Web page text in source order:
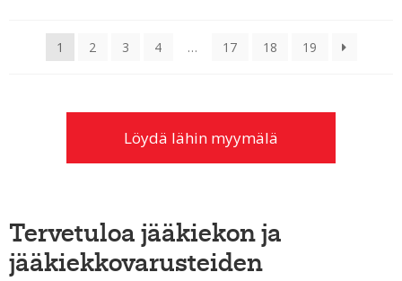
1 2 3 4 … 17 18 19
Löydä lähin myymälä
Tervetuloa jääkiekon ja
jääkiekkovarusteiden